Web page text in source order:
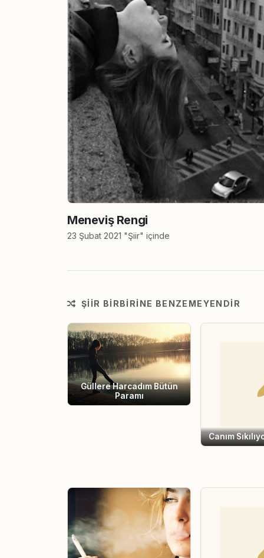
Meneviş Rengi
23 Şubat 2021 "Şiir" içinde
ŞIIR BIRBIRINE BENZEMEYENDIR
Güllere Harcadım Bütün
Paramı
Canım